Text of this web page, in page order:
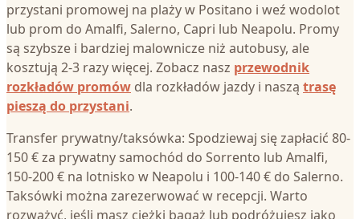
przystani promowej na plaży w Positano i weź wodolot
lub prom do Amalfi, Salerno, Capri lub Neapolu. Promy
są szybsze i bardziej malownicze niż autobusy, ale
kosztują 2-3 razy więcej. Zobacz nasz przewodnik
rozkładów promów dla rozkładów jazdy i naszą trasę
pieszą do przystani.
Transfer prywatny/taksówka: Spodziewaj się zapłacić 80-
150 € za prywatny samochód do Sorrento lub Amalfi,
150-200 € na lotnisko w Neapolu i 100-140 € do Salerno.
Taksówki można zarezerwować w recepcji. Warto
rozważyć, jeśli masz ciężki bagaż lub podróżujesz jako